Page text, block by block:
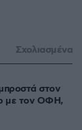
Σχολιασμένα
στον
με τον ΟΦΗ,